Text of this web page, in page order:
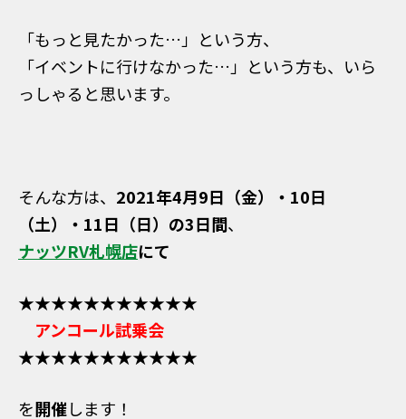
「もっと見たかった…」という方、
「イベントに行けなかった…」という方も、いら
っしゃると思います。
そんな方は、 2021年4⽉9日（金）・10日
（土）・11日（日）の3日間、
ナッツRV札幌店にて
★★★★★★★★★★★
アンコール試乗会
★★★★★★★★★★★
を開催します！